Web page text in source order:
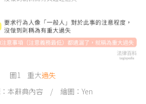
圖1 重大過失
：本辭典內容 / 繪圖：Yen